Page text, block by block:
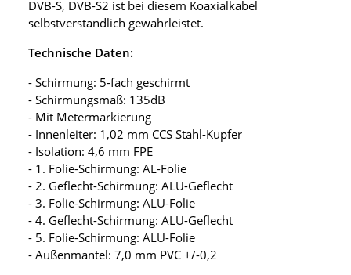
DVB-S, DVB-S2 ist bei diesem Koaxialkabel
selbstverständlich gewährleistet.
Technische Daten:
- Schirmung: 5-fach geschirmt
- Schirmungsmaß: 135dB
- Mit Metermarkierung
- Innenleiter: 1,02 mm CCS Stahl-Kupfer
- Isolation: 4,6 mm FPE
- 1. Folie-Schirmung: AL-Folie
- 2. Geflecht-Schirmung: ALU-Geflecht
- 3. Folie-Schirmung: ALU-Folie
- 4. Geflecht-Schirmung: ALU-Geflecht
- 5. Folie-Schirmung: ALU-Folie
- Außenmantel: 7,0 mm PVC +/-0,2